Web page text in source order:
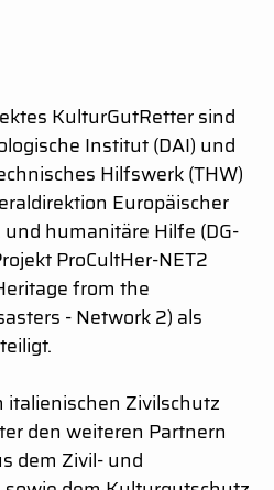
KulturGutRetter sind
Institut (DAI) und
Hilfswerk (THW)
Europäischer
humanitäre Hilfe (DG-
ProCultHer-NET2
from the
- Network 2) als
italienischen Zivilschutz
den weiteren Partnern
dem Zivil- und